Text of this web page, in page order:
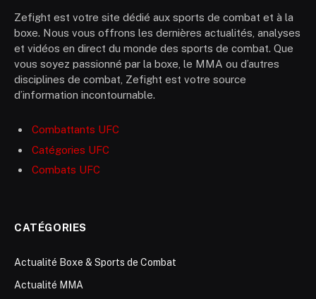
Zefight est votre site dédié aux sports de combat et à la
boxe. Nous vous offrons les dernières actualités, analyses
et vidéos en direct du monde des sports de combat. Que
vous soyez passionné par la boxe, le MMA ou d’autres
disciplines de combat, Zefight est votre source
d’information incontournable.
Combattants UFC
Catégories UFC
Combats UFC
CATÉGORIES
Actualité Boxe & Sports de Combat
Actualité MMA